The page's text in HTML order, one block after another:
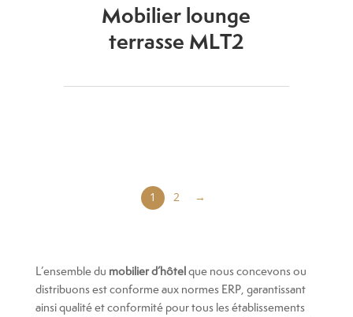
Mobilier lounge
terrasse MLT2
1 2 →
L’ensemble du mobilier d’hôtelque nous concevons ou
distribuons est conforme aux normes ERP, garantissant
ainsi qualité et conformité pour tous les établissements